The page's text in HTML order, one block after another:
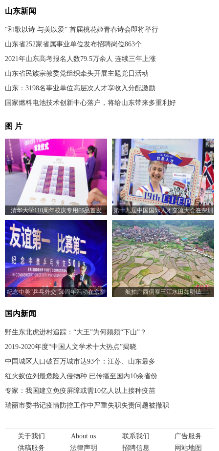
山东新闻
“和歌以诗 与美以爱” 首届桃花姬青春诗会即将举行
山东省252家省属事业单位发布招聘岗位863个
2021年山东高考报名人数79.5万余人 连续三年上涨
山东省民族宗教委党组织牵头开展主题党日活动
山东：3198名事业单位高层次人才享收入分配激励
国家燃料电池技术创新中心落户，将给山东带来多重利好
图 片
清华大学110周年校庆专用邮品首发
第十九届中国国际人才交流大会在深圳
开幕
纪念中美“乒乓外交”50周年活动在京举
航拍广西侗寨三江水田如明镜
国内新闻
野生东北虎进村追踪：“大王”为何频频“下山”？
2019-2020年度“中国人文学术十大热点”揭晓
中国城区人口破百万城市达93个：江苏、山东最多
红火蚁位列最危险入侵物种 已传播至国内10余省份
专家：我国建立免疫屏障或需10亿人以上接种疫苗
瑞丽市委书记疫情防控工作中严重失职失责问题被撤职
关于我们 About us 联系我们
广告服务
供稿服务
法律声明 招聘信息 网站地图